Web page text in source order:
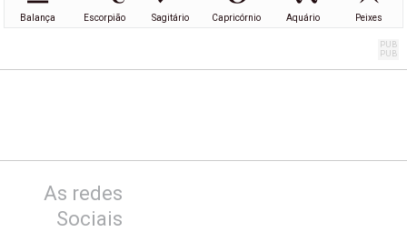
Balança Escorpião Sagitário Capricórnio Aquário Peixes
As redes
Sociais